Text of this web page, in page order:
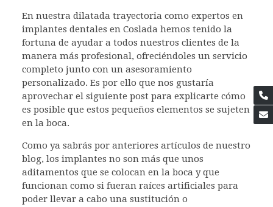
En nuestra dilatada trayectoria como expertos en
implantes dentales en Coslada hemos tenido la
fortuna de ayudar a todos nuestros clientes de la
manera más profesional, ofreciéndoles un servicio
completo junto con un asesoramiento
personalizado. Es por ello que nos gustaría
aprovechar el siguiente post para explicarte cómo
es posible que estos pequeños elementos se sujeten
en la boca.
Como ya sabrás por anteriores artículos de nuestro
blog, los implantes no son más que unos
aditamentos que se colocan en la boca y que
funcionan como si fueran raíces artificiales para
poder llevar a cabo una sustitución o